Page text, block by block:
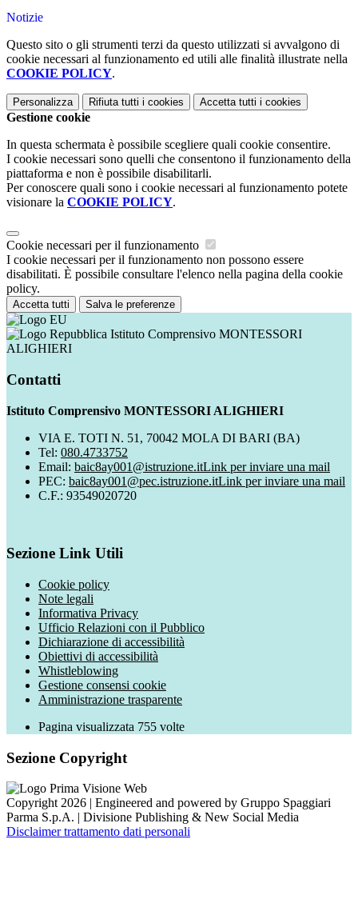
Notizie
Questo sito o gli strumenti terzi da questo utilizzati si avvalgono di
cookie necessari al funzionamento ed utili alle finalità illustrate nella
COOKIE POLICY.
Personalizza Rifiuta tutti i cookies Accetta tutti i cookies
Gestione cookie
In questa schermata è possibile scegliere quali cookie consentire.
I cookie necessari sono quelli che consentono il funzionamento della
piattaforma e non è possibile disabilitarli.
Per conoscere quali sono i cookie necessari al funzionamento potete
visionare la COOKIE POLICY.
Cookie necessari per il funzionamento
I cookie necessari per il funzionamento non possono essere
disabilitati. È possibile consultare l'elenco nella pagina della cookie
policy.
Accetta tutti Salva le preferenze
Istituto Comprensivo MONTESSORI
ALIGHIERI
Contatti
Istituto Comprensivo MONTESSORI ALIGHIERI
VIA E. TOTI N. 51, 70042 MOLA DI BARI (BA)
Tel: 080.4733752
Email: baic8ay001@istruzione.itLink per inviare una mail
PEC: baic8ay001@pec.istruzione.itLink per inviare una mail
C.F.: 93549020720
Sezione Link Utili
Cookie policy
Note legali
Informativa Privacy
Ufficio Relazioni con il Pubblico
Dichiarazione di accessibilità
Obiettivi di accessibilità
Whistleblowing
Gestione consensi cookie
Amministrazione trasparente
Pagina visualizzata 755 volte
Sezione Copyright
Copyright 2026 | Engineered and powered by Gruppo Spaggiari
Parma S.p.A. | Divisione Publishing & New Social Media
Disclaimer trattamento dati personali